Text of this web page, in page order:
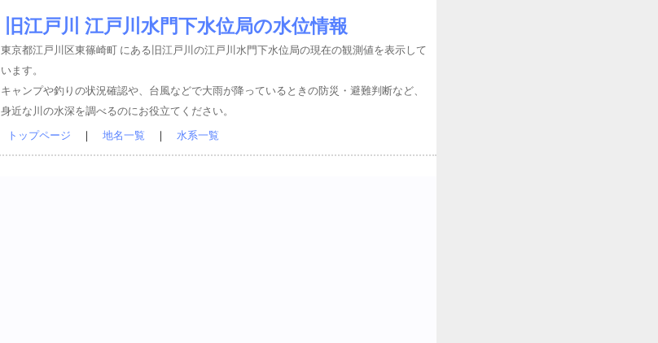
旧江戸川 江戸川水門下水位局の水位情報
東京都江戸川区東篠崎町 にある旧江戸川の江戸川水門下水位局の現在の観測値を表示して
います。
キャンプや釣りの状況確認や、台風などで大雨が降っているときの防災・避難判断など、
身近な川の水深を調べるのにお役立てください。
トップページ 地名一覧 水系一覧